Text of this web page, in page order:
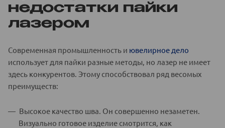
недостатки пайки
лазером
Современная промышленность и ювелирное дело
использует для пайки разные методы, но лазер не имеет
здесь конкурентов. Этому способствовал ряд весомых
преимуществ:
Высокое качество шва. Он совершенно незаметен.
Визуально готовое изделие смотрится, как